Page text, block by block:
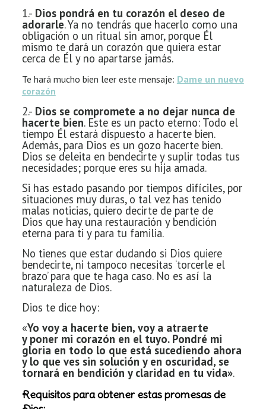
1.- Dios pondrá en tu corazón el deseo de
adorarle. Ya no tendrás que hacerlo como una
obligación o un ritual sin amor, porque Él
mismo te dará un corazón que quiera estar
cerca de Él y no apartarse jamás.
Te hará mucho bien leer este mensaje: Dame un nuevo
corazón
2.- Dios se compromete a no dejar nunca de
hacerte bien. Este es un pacto eterno: Todo el
tiempo Él estará dispuesto a hacerte bien.
Además, para Dios es un gozo hacerte bien.
Dios se deleita en bendecirte y suplir todas tus
necesidades; porque eres su hija amada.
Si has estado pasando por tiempos difíciles, por
situaciones muy duras, o tal vez has tenido
malas noticias, quiero decirte de parte de
Dios que hay una restauración y bendición
eterna para ti y para tu familia.
No tienes que estar dudando si Dios quiere
bendecirte, ni tampoco necesitas ‘torcerle el
brazo’ para que te haga caso. No es así la
naturaleza de Dios.
Dios te dice hoy:
«Yo voy a hacerte bien, voy a atraerte
y poner mi corazón en el tuyo. Pondré mi
gloria en todo lo que está sucediendo ahora
y lo que ves sin solución y en oscuridad, se
tornará en bendición y claridad en tu vida».
Requisitos para obtener estas promesas de